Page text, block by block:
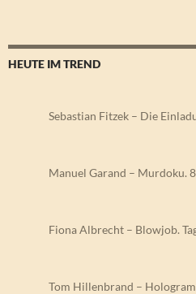
HEUTE IM TREND
Sebastian Fitzek – Die
Manuel Garand – Murdoku.
Fiona Albrecht – Blowjob.
Tom Hillenbrand –